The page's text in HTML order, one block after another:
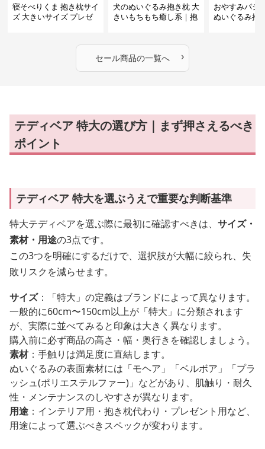
寝そべりくま 抱き枕サイ
ズ 大きいサイズ プレゼ
犬のぬいぐるみ抱き枕 大
きいもちもち癒し系｜抱
おやすみパジ
ぬいぐるみ抱
セール商品の一覧へ ›
テディベア 特大の選び方｜まず押さえるべき
ポイント
テディベア 特大を選ぶうえで重要な判断基準
特大テディベアを選ぶ際に最初に確認すべきは、 サイズ・
素材・用途の3点です。
この3つを明確にするだけで、選択肢が大幅に絞られ、失
敗リスクを減らせます。
サイズ：「特大」の定義はブランドによって異なります。
一般的に60cm〜150cm以上が「特大」に分類されます
が、実際に並べてみると印象は大きく異なります。
購入前に必ず商品の高さ・幅・奥行きを確認しましょう。
素材：手触りは満足度に直結します。
ぬいぐるみの表面素材には「モヘア」「ベルボア」「プラ
ッシュ(ポリエステルファー)」などがあり、肌触り・耐久
性・メンテナンスのしやすさが異なります。
用途 ：インテリア用・抱き枕代わり・プレゼント用など、
用途によって選ぶべきスペックが変わります。